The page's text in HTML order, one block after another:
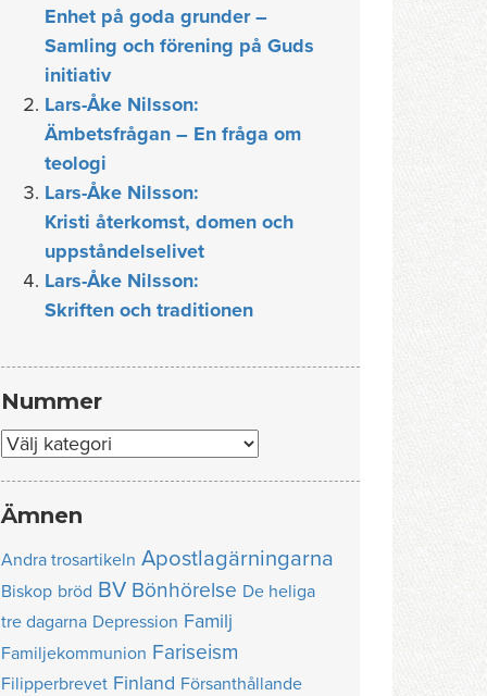
Enhet på goda grunder –
Samling och förening på Guds
initiativ
Lars-Åke Nilsson:
Ämbetsfrågan – En fråga om
teologi
Lars-Åke Nilsson:
Kristi återkomst, domen och
uppståndelselivet
Lars-Åke Nilsson:
Skriften och traditionen
Nummer
Nummer
Ämnen
Andra trosartikeln Apostlagärningarna
Biskop bröd BV Bönhörelse De heliga
tre dagarna Depression Familj
Familjekommunion Fariseism
Filipperbrevet Finland Försanthållande